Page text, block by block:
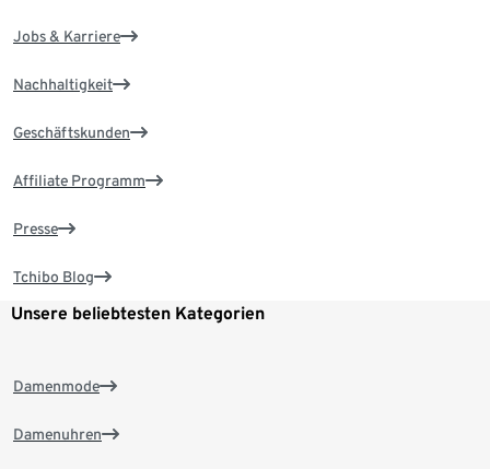
Jobs & Karriere
Nachhaltigkeit
Geschäftskunden
Affiliate Programm
Presse
Tchibo Blog
Unsere beliebtesten Kategorien
Damenmode
Damenuhren